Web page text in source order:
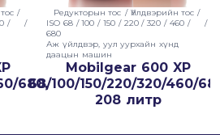
/
/
/
680,
Редукторын тос / Үйлдвэрийн тос /
ISO 68 / 100 / 150 / 220 / 320 / 460 /
680
/
Аж үйлдвэр, уул уурхайн хүнд
даацын машин
Mobilgear 600 XP
68/100/150/220/320/460/
208 литр